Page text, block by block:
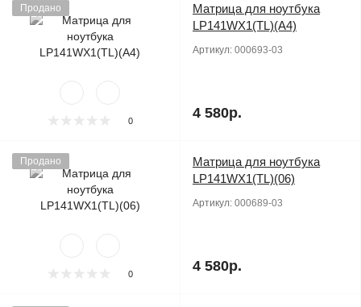
Продано
0
Матрица для ноутбука
LP141WX1(TL)(A4)
Артикул: 000693-03
4 580р.
Продано
0
Матрица для ноутбука
LP141WX1(TL)(06)
Артикул: 000689-03
4 580р.